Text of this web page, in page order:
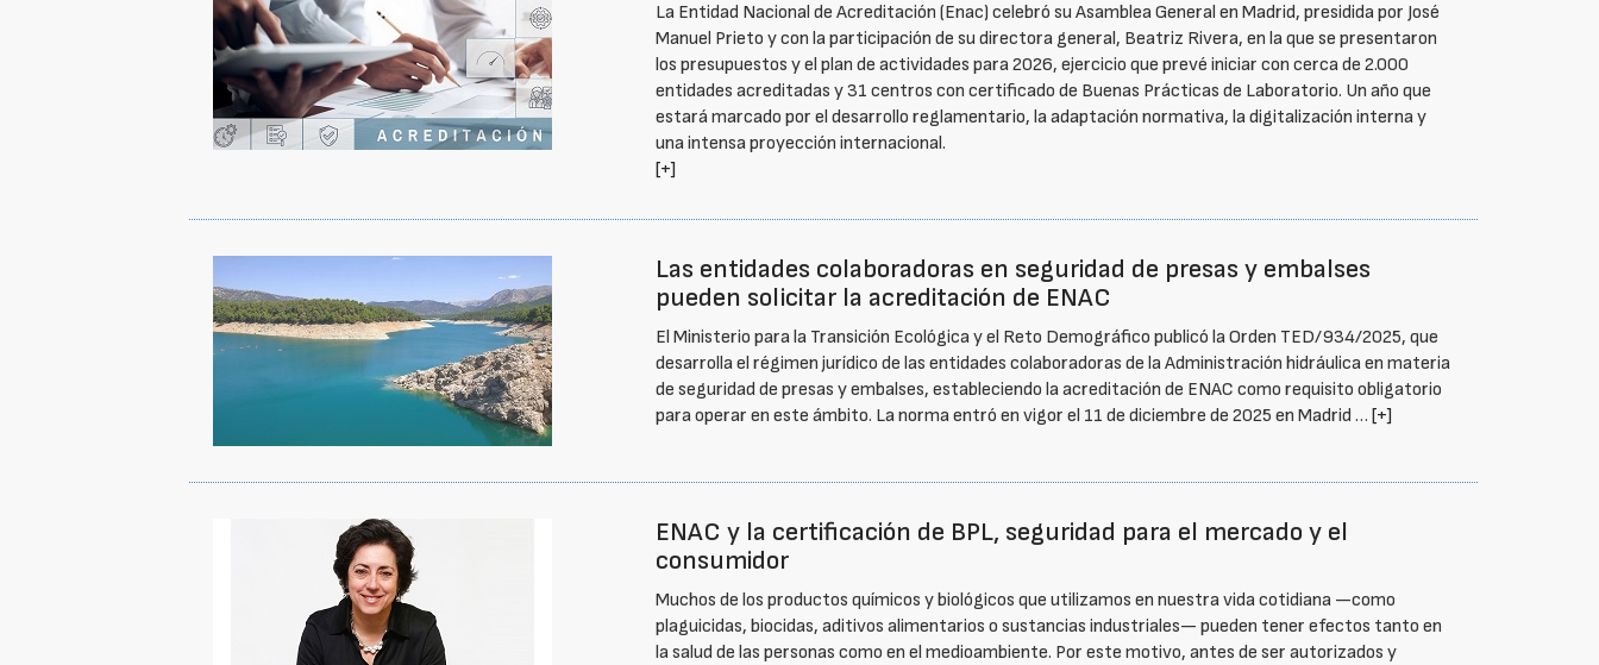
La Entidad Nacional de Acreditación (Enac) celebró su Asamblea General en Madrid, presidida por José
Manuel Prieto y con la participación de su directora general, Beatriz Rivera, en la que se presentaron
los presupuestos y el plan de actividades para 2026, ejercicio que prevé iniciar con cerca de 2.000
entidades acreditadas y 31 centros con certificado de Buenas Prácticas de Laboratorio. Un año que
estará marcado por el desarrollo reglamentario, la adaptación normativa, la digitalización interna y
una intensa proyección internacional.
[+]
Las entidades colaboradoras en seguridad de presas y embalses
pueden solicitar la acreditación de ENAC
El Ministerio para la Transición Ecológica y el Reto Demográfico publicó la Orden TED/934/2025, que
desarrolla el régimen jurídico de las entidades colaboradoras de la Administración hidráulica en materia
de seguridad de presas y embalses, estableciendo la acreditación de ENAC como requisito obligatorio
para operar en este ámbito. La norma entró en vigor el 11 de diciembre de 2025 en Madrid …[+]
ENAC y la certificación de BPL, seguridad para el mercado y el
consumidor
Muchos de los productos químicos y biológicos que utilizamos en nuestra vida cotidiana —como
plaguicidas, biocidas, aditivos alimentarios o sustancias industriales— pueden tener efectos tanto en
la salud de las personas como en el medioambiente. Por este motivo, antes de ser autorizados y